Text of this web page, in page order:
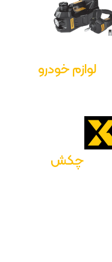
لوازم خودرو
چکش